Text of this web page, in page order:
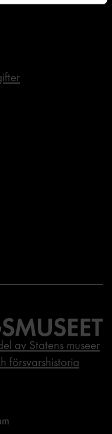
av Statens museer
försvarshistoria